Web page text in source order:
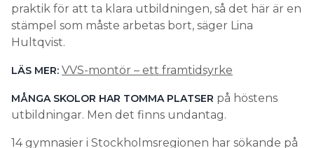
praktik för att ta klara utbildningen, så det här är en
stämpel som måste arbetas bort, säger Lina
Hultqvist.
LÄS MER: VVS-montör – ett framtidsyrke
MÅNGA SKOLOR HAR TOMMA PLATSER på höstens
utbildningar. Men det finns undantag.
14 gymnasier i Stockholmsregionen har sökande på